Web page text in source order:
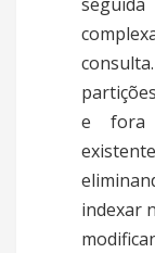
e fora
indexar